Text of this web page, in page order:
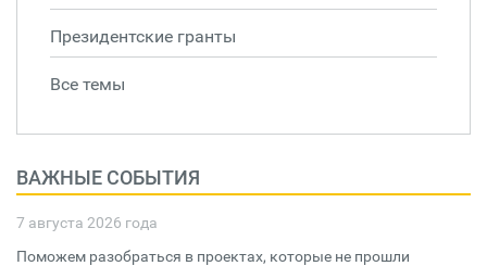
Президентские гранты
Все темы
ВАЖНЫЕ СОБЫТИЯ
7 августа 2026 года
Поможем разобраться в проектах, которые не прошли